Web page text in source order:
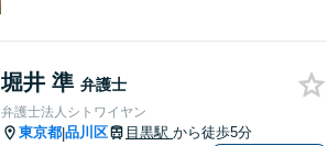
す。ぜひお気軽にご相談くだ
さい！【当日相談可】
堀井 準 弁護士
弁護士法人シトワイヤン
東京都|品川区 目黒駅 から徒歩5分